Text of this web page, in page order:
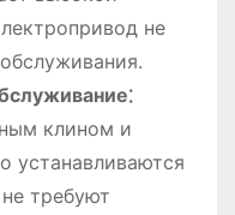
не
клином и
устанавливаются
требуют